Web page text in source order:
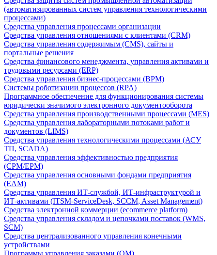
(автоматизированных систем управления технологическими
процессами)
Средства управления процессами организации
Средства управления отношениями с клиентами (CRM)
Средства управления содержимым (CMS), сайты и
портальные решения
Средства финансового менеджмента, управления активами и
трудовыми ресурсами (ERP)
Средства управления бизнес-процессами (BPM)
Системы роботизации процессов (RPA)
Программное обеспечение для функционирования системы
юридически значимого электронного документооборота
Средства управления производственными процессами (MES)
Средства управления лабораторными потоками работ и
документов (LIMS)
Средства управления технологическими процессами (АСУ
ТП, SCADA)
Средства управления эффективностью предприятия
(CPM/EPM)
Средства управления основными фондами предприятия
(EAM)
Средства управления ИТ-службой, ИТ-инфраструктурой и
ИТ-активами (ITSM-ServiceDesk, SCCM, Asset Management)
Средства электронной коммерции (ecommerce platform)
Средства управления складом и цепочками поставок (WMS,
SCM)
Средства централизованного управления конечными
устройствами
Программы управления заказами (OM)